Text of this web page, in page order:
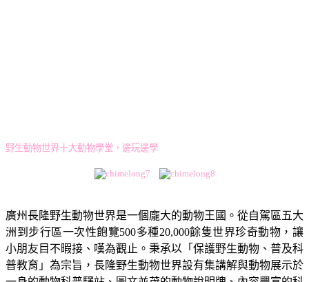
野生動物世界十大動物學堂，邊玩邊學
廣州長隆野生動物世界是一個龐大的動物王國。從自駕區五大
洲到步行區一次性飽覽500多種20,000餘隻世界珍奇動物，讓
小朋友目不暇接、嘆為觀止。秉承以「保護野生動物、普及科
普教育」為宗旨，長隆野生動物世界設有集講解與動物展示於